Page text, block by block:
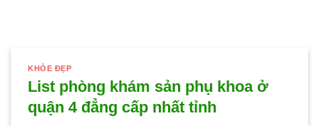
KHỎE ĐẸP
List phòng khám sản phụ khoa ở
quận 4 đẳng cấp nhất tỉnh